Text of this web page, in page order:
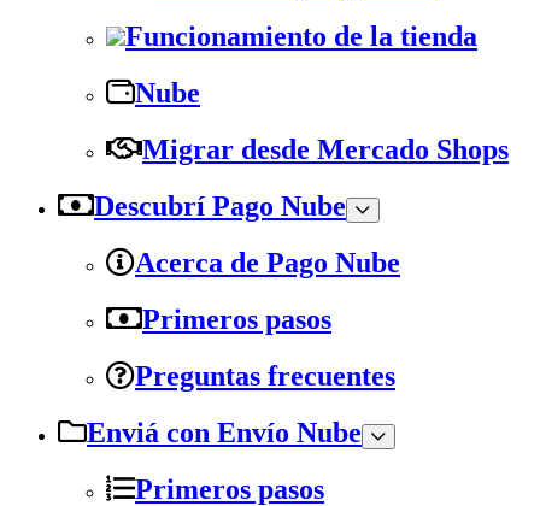
Funcionamiento de la tienda
Nube
Migrar desde Mercado Shops
Descubrí Pago Nube
Acerca de Pago Nube
Primeros pasos
Preguntas frecuentes
Enviá con Envío Nube
Primeros pasos